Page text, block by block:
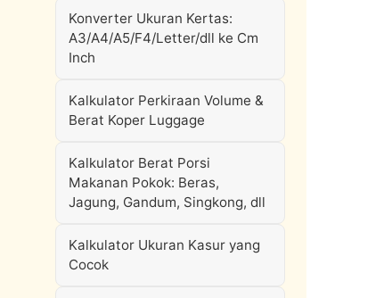
Konverter Ukuran Kertas:
A3/A4/A5/F4/Letter/dll ke Cm
Inch
Kalkulator Perkiraan Volume &
Berat Koper Luggage
Kalkulator Berat Porsi
Makanan Pokok: Beras,
Jagung, Gandum, Singkong, dll
Kalkulator Ukuran Kasur yang
Cocok